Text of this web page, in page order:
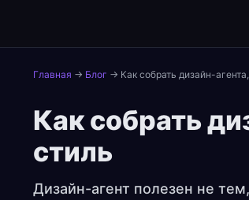
Главная → Блог → Как собрать дизайн-
Как собрать
стиль
Дизайн-агент полезен не